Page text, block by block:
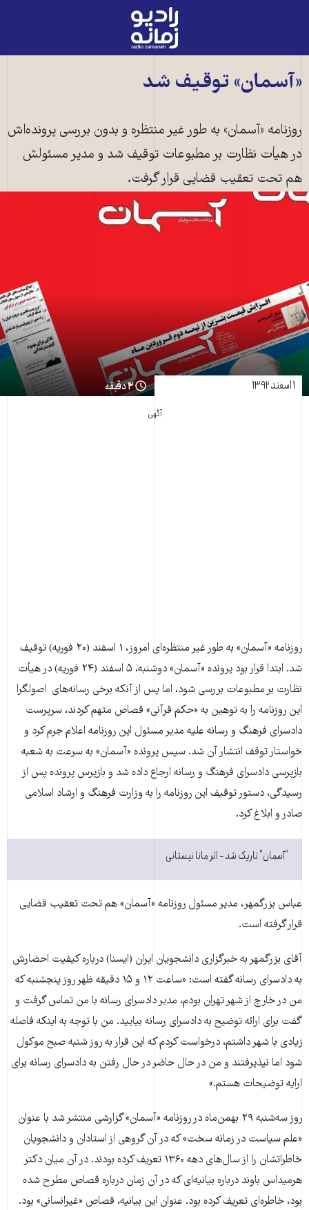
رادیو
زمانه
«آسمان» توقیف شد
روزنامه «آسمان» به طور غیر منتظره و بدون بررسی پرونده‌اش
در هیأت نظارت بر مطبوعات توقیف شد و مدیر مسئولش
هم تحت تعقیب قضایی قرار گرفت.
۱ اسفند ۱۳۹۲ ۳ دقیقه
آگهی
روزنامه «آسمان» به طور غیر منتظره‌ای امروز، ۱ اسفند (۲۰ فوریه) توقیف
شد. ابتدا قرار بود پرونده «آسمان» دوشنبه، ۵ اسفند (۲۴ فوریه) در هیأت
نظارت بر مطبوعات بررسی شود، اما پس از آنکه برخی رسانه‌های اصولگرا
این روزنامه را به توهین به «حکم قرآنی» قصاص متهم کردند، سرپرست
دادسرای فرهنگ و رسانه علیه مدیر مسئول این روزنامه اعلام جرم کرد و
خواستار توقف انتشار آن شد. سپس پرونده «آسمان» به سرعت به شعبه
بازپرسی دادسرای فرهنگ و رسانه ارجاع داده شد و بازپرس پرونده پس از
رسیدگی، دستور توقیف این روزنامه را به وزارت فرهنگ و ارشاد اسلامی
صادر و ابلاغ کرد.
"آسمان" تاریک شد − اثر مانا نیستانی
عباس بزرگمهر، مدیر مسئول روزنامه «آسمان» هم تحت تعقیب قضایی
قرار گرفته است.
آقای بزرگمهر به خبرگزاری دانشجویان ایران (ایسنا) درباره کیفیت احضارش
به دادسرای رسانه گفته است: «ساعت ۱۲ و ۱۵ دقیقه ظهر روز پنجشنبه که
من در خارج از شهر تهران بودم، مدیر دادسرای رسانه با من تماس گرفت و
گفت برای ارائه توضیح به دادسرای رسانه بیایید. من با توجه به اینکه فاصله
زیادی با شهر داشتم، درخواست کردم که این قرار به روز شنبه صبح موکول
شود اما نپذیرفتند و من در حال حاضر در حال رفتن به دادسرای رسانه برای
ارایه توضیحات هستم.»
روز سه‌شنبه ۲۹ بهمن‌ماه در روزنامه «آسمان» گزارشی منتشر شد با عنوان
«علم سیاست در زمانه سخت» که در آن گروهی از استادان و دانشجویان
خاطراتشان را از سال‌های دهه ۱۳۶۰ تعریف کرده بودند. در آن میان دکتر
هرمیداس باوند درباره بیانیه‌ای که در آن زمان درباره قصاص مطرح شده
بود، خاطره‌ای تعریف کرده بود. عنوان این بیانیه، قصاص «غیرانسانی» بود.